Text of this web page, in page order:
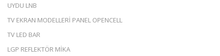
UYDU LNB
TV EKRAN MODELLERİ PANEL OPENCELL
TV LED BAR
LGP REFLEKTÖR MİKA